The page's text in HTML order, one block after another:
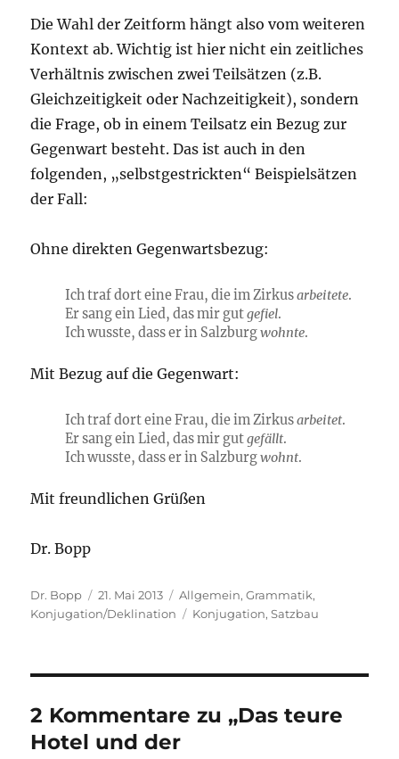
Die Wahl der Zeitform hängt also vom weiteren
Kontext ab. Wichtig ist hier nicht ein zeitliches
Verhältnis zwischen zwei Teilsätzen (z.B.
Gleichzeitigkeit oder Nachzeitigkeit), sondern
die Frage, ob in einem Teilsatz ein Bezug zur
Gegenwart besteht. Das ist auch in den
folgenden, „selbstgestrickten“ Beispielsätzen
der Fall:
Ohne direkten Gegenwartsbezug:
Ich traf dort eine Frau, die im Zirkusarbeitete.
Er sang ein Lied, das mir gutgefiel.
Ich wusste, dass er in Salzburgwohnte.
Mit Bezug auf die Gegenwart:
Ich traf dort eine Frau, die im Zirkusarbeitet.
Er sang ein Lied, das mir gutgefällt.
Ich wusste, dass er in Salzburgwohnt.
Mit freundlichen Grüßen
Dr. Bopp
Autor
Dr. Bopp
Veröffentlicht
am
21. Mai 2013 Kategorien
Allgemein,Grammatik,
Konjugation/Deklination
Schlagwörter
Konjugation,Satzbau
2 Kommentare zu „Das teure
Hotel und der